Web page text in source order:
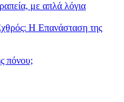
με απλά λόγια
Η Επανάσταση της
πόνου;